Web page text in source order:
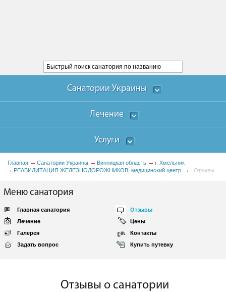
Санатории Украины
Лечение
Услуги
Главная Санатории Украины Винницкая область
г. Хмельник
РЕАБИЛИТАЦИЯ ЖЕЛЕЗНОДОРОЖНИКОВ, медицинский центр
Отзывы
Меню санатория
Главная санатория
Отзывы
Лечение
Цены
Галерея
Контакты
Задать вопрос
Купить путевку
Отзывы о санатории